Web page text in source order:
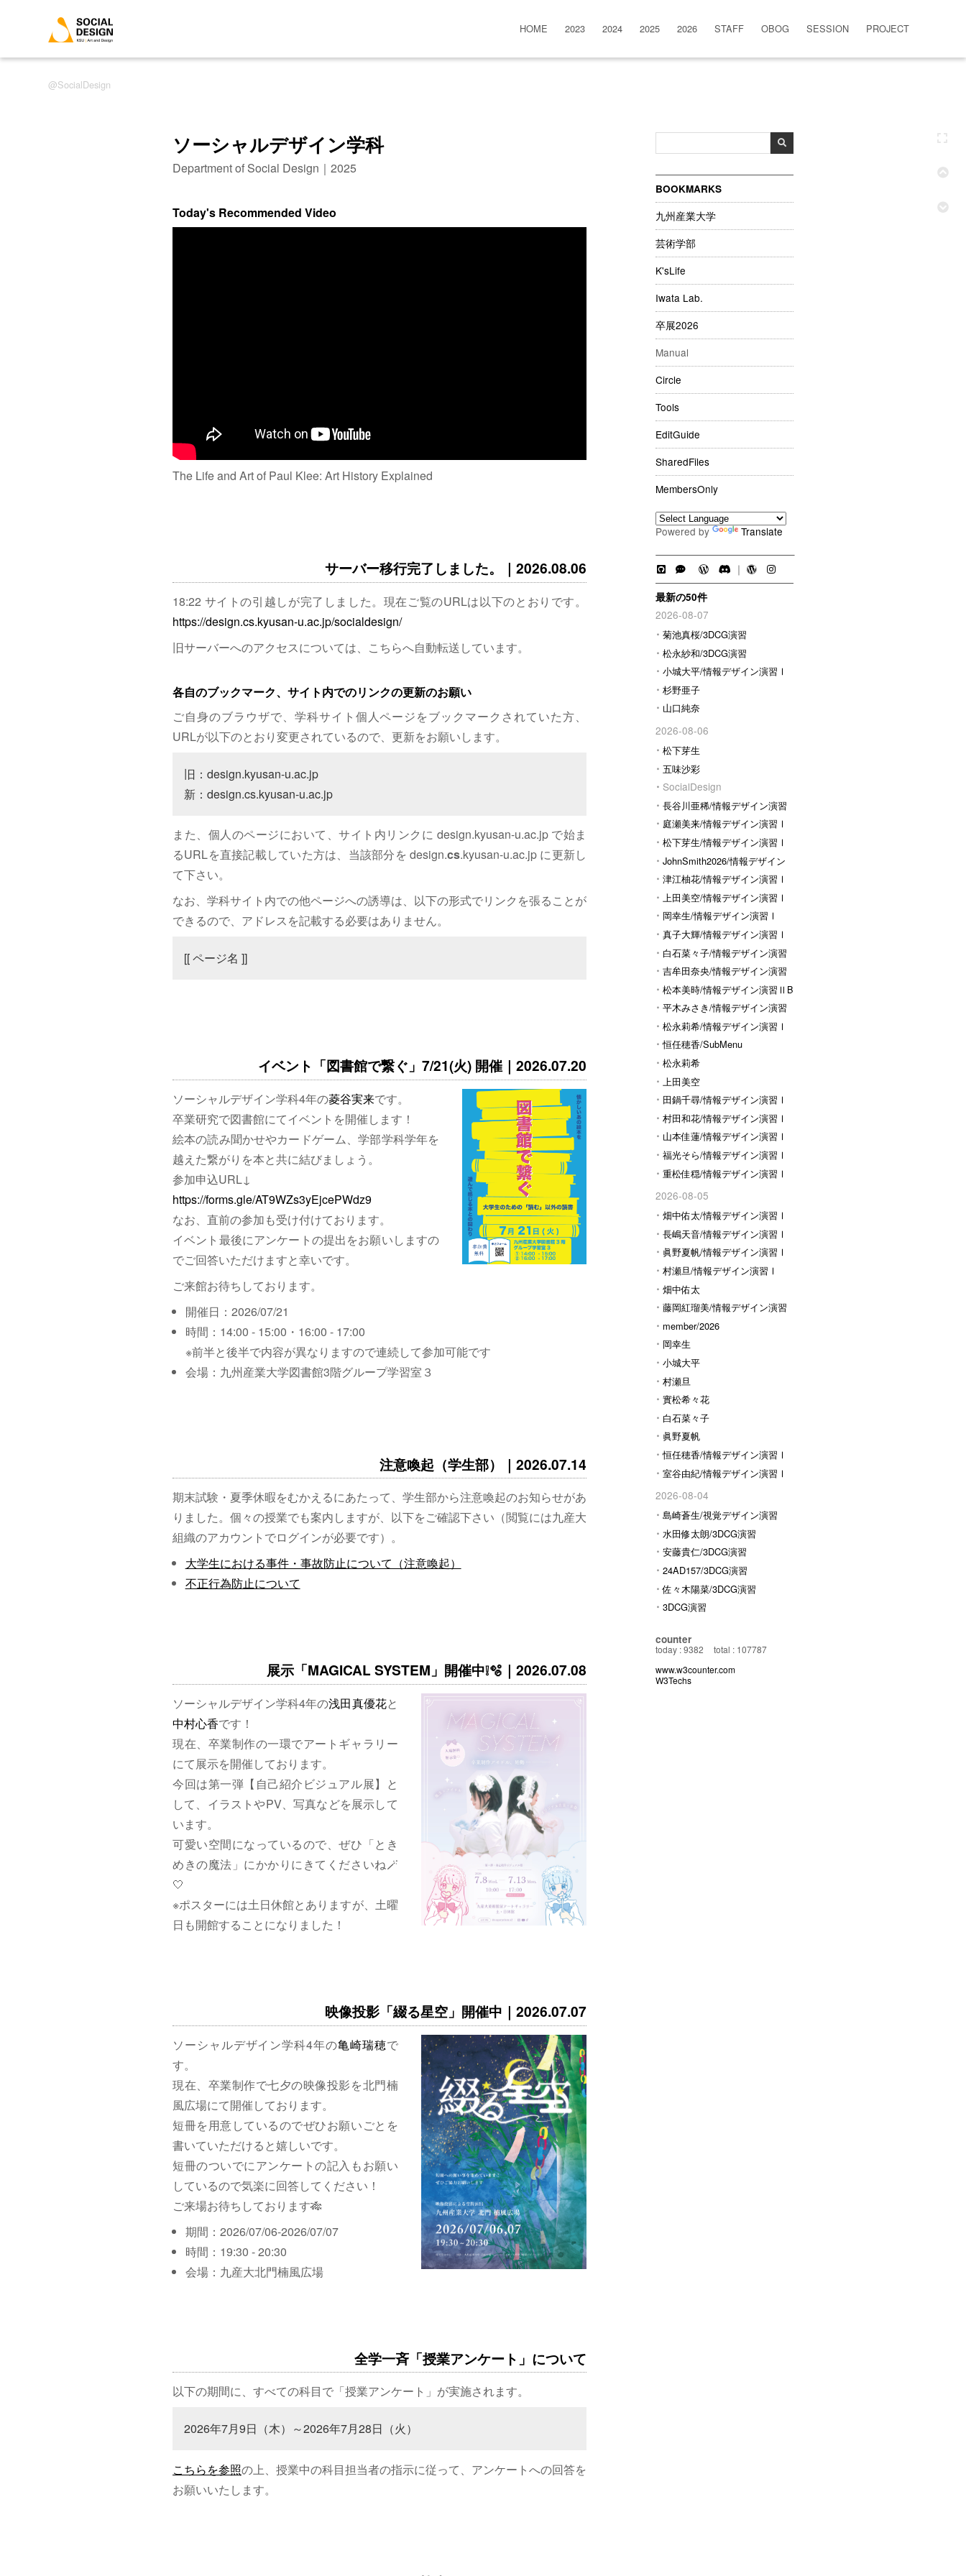
SocialDesign
HOME 2023 2024 2025 2026 STAFF OBOG SESSION PROJECT
BOOKMARKS
九州産業大学
芸術学部
K'sLife
Iwata Lab.
卒展2026
Manual
Circle
Tools
EditGuide
SharedFiles
MembersOnly
Powered by Translate
｜
最新の50件
2026-08-07
菊池真桜/3DCG演習
松永紗和/3DCG演習
小城大平/情報デザイン演習Ⅰ
杉野亜子
山口純奈
2026-08-06
松下芽生
五味沙彩
SocialDesign
長谷川亜稀/情報デザイン演習
Ⅰ 庭瀬美来/情報デザイン演習Ⅰ
松下芽生/情報デザイン演習Ⅰ
JohnSmith2026/情報デザイン
演習I
津江柚花/情報デザイン演習Ⅰ
上田美空/情報デザイン演習Ⅰ
岡幸生/情報デザイン演習Ⅰ
真子大輝/情報デザイン演習Ⅰ
白石菜々子/情報デザイン演習
Ⅰ 吉牟田奈央/情報デザイン演習
Ⅰ 松本美時/情報デザイン演習ⅡB
平木みさき/情報デザイン演習
Ⅰ 松永莉希/情報デザイン演習Ⅰ
恒任穂香/SubMenu
松永莉希
上田美空
田鍋千尋/情報デザイン演習Ⅰ
村田和花/情報デザイン演習Ⅰ
山本佳蓮/情報デザイン演習Ⅰ
福光そら/情報デザイン演習Ⅰ
重松佳穏/情報デザイン演習Ⅰ
2026-08-05
畑中佑太/情報デザイン演習Ⅰ
長嶋天音/情報デザイン演習Ⅰ
眞野夏帆/情報デザイン演習Ⅰ
村瀬旦/情報デザイン演習Ⅰ
畑中佑太
藤岡紅瑠美/情報デザイン演習
Ⅰ member/2026
岡幸生
小城大平
村瀬旦
實松希々花
白石菜々子
眞野夏帆
恒任穂香/情報デザイン演習Ⅰ
室谷由紀/情報デザイン演習Ⅰ
2026-08-04
島崎蒼生/視覚デザイン演習
水田修太朗/3DCG演習
安藤貴仁/3DCG演習
24AD157/3DCG演習
佐々木陽菜/3DCG演習
3DCG演習
counter
today : 9382
total : 107787
www.w3counter.com
W3Techs
ソーシャルデザイン学科
Department of Social Design｜2025
Today's Recommended Video
The Life and Art of Paul Klee: Art History Explained
サーバー移行完了しました。｜2026.08.06
18:22 サイトの引越しが完了しました。現在ご覧のURLは以下のとおりです。
https://design.cs.kyusan-u.ac.jp/socialdesign/
旧サーバーへのアクセスについては、こちらへ自動転送しています。
各自のブックマーク、サイト内でのリンクの更新のお願い
ご自身のブラウザで、学科サイト個人ページをブックマークされていた方、
URLが以下のとおり変更されているので、更新をお願いします。
旧：design.kyusan-u.ac.jp
新：design.cs.kyusan-u.ac.jp
また、個人のページにおいて、サイト内リンクに design.kyusan-u.ac.jp で始ま
るURLを直接記載していた方は、当該部分を design.cs.kyusan-u.ac.jp に更新し
て下さい。
なお、学科サイト内での他ページへの誘導は、以下の形式でリンクを張ることが
できるので、アドレスを記載する必要はありません。
[[ ページ名 ]]
イベント「図書館で繋ぐ」7/21(火) 開催｜2026.07.20
ソーシャルデザイン学科4年の菱谷実来です。
卒業研究で図書館にてイベントを開催します！
絵本の読み聞かせやカードゲーム、学部学科学年を
越えた繋がりを本と共に結びましょう。
参加申込URL↓
https://forms.gle/AT9WZs3yEjcePWdz9
なお、直前の参加も受け付けております。
イベント最後にアンケートの提出をお願いしますの
でご回答いただけますと幸いです。
ご来館お待ちしております。
開催日：2026/07/21
時間：14:00 - 15:00・16:00 - 17:00
※前半と後半で内容が異なりますので連続して参加可能です
会場：九州産業大学図書館3階グループ学習室３
注意喚起（学生部）｜2026.07.14
期末試験・夏季休暇をむかえるにあたって、学生部から注意喚起のお知らせがあ
りました。個々の授業でも案内しますが、以下をご確認下さい（閲覧には九産大
組織のアカウントでログインが必要です）。
大学生における事件・事故防止について（注意喚起）
不正行為防止について
展示「MAGICAL SYSTEM」開催中❕🫧｜2026.07.08
ソーシャルデザイン学科4年の浅田真優花と
中村心香です！
現在、卒業制作の一環でアートギャラリー
にて展示を開催しております。
今回は第一弾【自己紹介ビジュアル展】と
して、イラストやPV、写真などを展示して
います。
可愛い空間になっているので、ぜひ「とき
めきの魔法」にかかりにきてくださいね🪄
🤍
※ポスターには土日休館とありますが、土曜
日も開館することになりました！
映像投影「綴る星空」開催中｜2026.07.07
ソーシャルデザイン学科4年の亀崎瑞穂で
す。
現在、卒業制作で七夕の映像投影を北門楠
風広場にて開催しております。
短冊を用意しているのでぜひお願いごとを
書いていただけると嬉しいです。
短冊のついでにアンケートの記入もお願い
しているので気楽に回答してください！
ご来場お待ちしております🎋
期間：2026/07/06-2026/07/07
時間：19:30 - 20:30
会場：九産大北門楠風広場
全学一斉「授業アンケート」について
以下の期間に、すべての科目で「授業アンケート」が実施されます。
2026年7月9日（木）～2026年7月28日（火）
こちらを参照の上、授業中の科目担当者の指示に従って、アンケートへの回答を
お願いいたします。